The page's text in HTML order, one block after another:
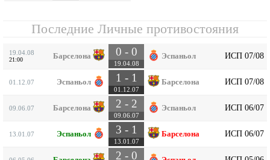
Последние Личные противостояния
19.04.08
21:00 Барселона 0 - 0
19.04.08
Эспаньол ИСП 07/08
01.12.07 Эспаньол 1 - 1
01.12.07
Барселона ИСП 07/08
09.06.07 Барселона 2 - 2
09.06.07
Эспаньол ИСП 06/07
13.01.07 Эспаньол 3 - 1
13.01.07
Барселона ИСП 06/07
2 - 0